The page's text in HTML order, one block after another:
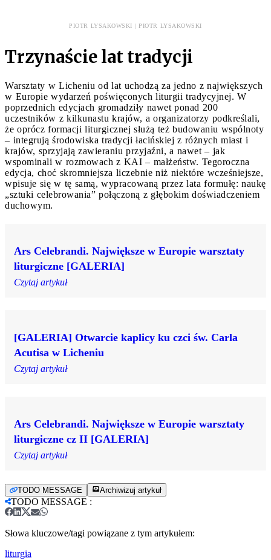
PIOTR LYSAKOWSKI | PIOTR LYSAKOWSKI
Trzynaście lat tradycji
Warsztaty w Licheniu od lat uchodzą za jedno z największych
w Europie wydarzeń poświęconych liturgii tradycyjnej. W
poprzednich edycjach gromadziły nawet ponad 200
uczestników z kilkunastu krajów, a organizatorzy podkreślali,
że oprócz formacji liturgicznej służą też budowaniu wspólnoty
– integrują środowiska tradycji łacińskiej z różnych miast i
krajów, sprzyjają zawieraniu przyjaźni, a nawet – jak
wspominali w rozmowach z KAI – małżeństw. Tegoroczna
edycja, choć skromniejsza liczebnie niż niektóre wcześniejsze,
wpisuje się w tę samą, wypracowaną przez lata formułę: naukę
„sztuki celebrowania” połączoną z głębokim doświadczeniem
duchowym.
Ars Celebrandi. Największe w Europie warsztaty
liturgiczne [GALERIA]
Czytaj artykuł
[GALERIA] Otwarcie kaplicy ku czci św. Carla
Acutisa w Licheniu
Czytaj artykuł
Ars Celebrandi. Największe w Europie warsztaty
liturgiczne cz II [GALERIA]
Czytaj artykuł
TODO MESSAGE Archiwizuj artykuł
TODO MESSAGE :
Słowa kluczowe/tagi powiązane z tym artykułem:
liturgia